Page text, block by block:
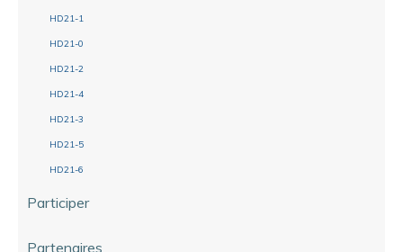
HD21-1
HD21-0
HD21-2
HD21-4
HD21-3
HD21-5
HD21-6
Participer
Partenaires